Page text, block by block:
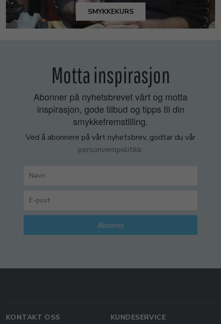
SMYKKEKURS
Motta inspirasjon
Abonner på nyhetsbrevet vårt og motta
inspirasjon, gode tilbud og tipps til din
smykkefremstilling.
Ved å abonnere på vårt nyhetsbrev, godtar du vår
personvernpolitikk.
Abonner
KONTAKT OSS KUNDESERVICE